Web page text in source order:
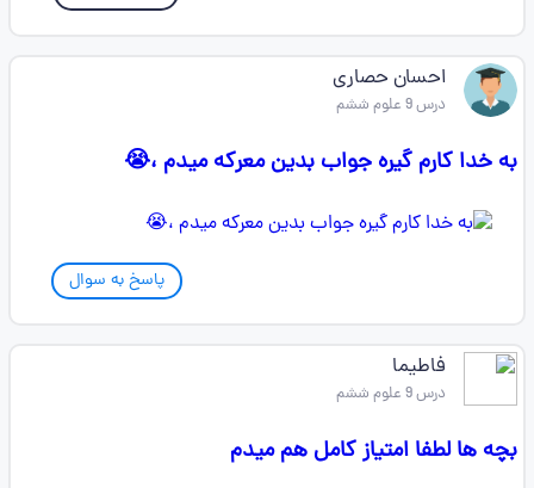
احسان حصاری
درس 9 علوم ششم
به خدا کارم‌‌ گیره جواب بدین معرکه میدم ،😭
پاسخ به سوال
فاطیما
درس 9 علوم ششم
بچه ها لطفا امتیاز کامل هم میدم